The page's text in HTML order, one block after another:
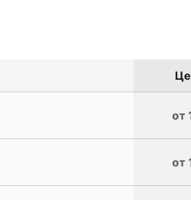
от
от